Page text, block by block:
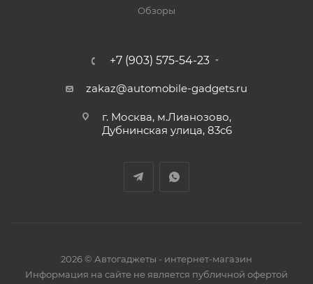
Обзоры
+7 (903) 575-54-23
zakaz@automobile-gadgets.ru
г. Москва, м.Лианозово,
Дубнинская улица, 83с6
2026 © Автогаджеты - интернет-магазин
Информация на сайте не является публичной офертой